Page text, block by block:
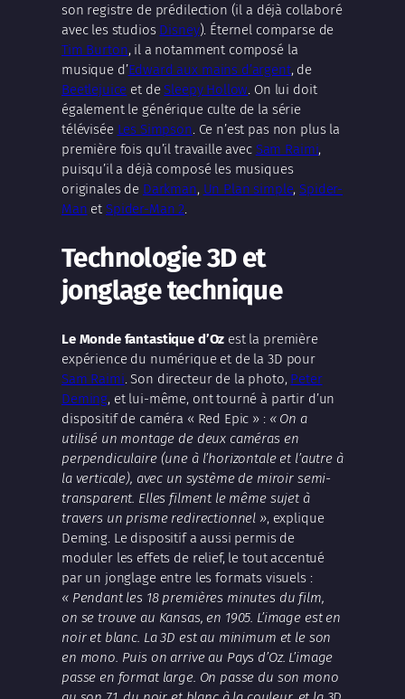
son registre de prédilection (il a déjà collaboré
avec les studios Disney). Éternel comparse de
Tim Burton, il a notamment composé la
musique d’Edward aux mains d’argent, de
Beetlejuice et deSleepy Hollow. On lui doit
également le générique culte de la série
télévisée Les Simpson. Ce n’est pas non plus la
première fois qu’il travaille avec Sam Raimi,
puisqu’il a déjà composé les musiques
originales de Darkman, Un Plan simple,Spider-
Man et Spider-Man 2.
Technologie 3D et
jonglage technique
Le Monde fantastique d’Oz est la première
expérience du numérique et de la 3D pour
Sam Raimi . Son directeur de la photo, Peter
Deming, et lui-même, ont tourné à partir d’un
dispositif de caméra « Red Epic » : « On a
utilisé un montage de deux caméras en
perpendiculaire (une à l’horizontale et l’autre à
la verticale), avec un système de miroir semi-
transparent. Elles filment le même sujet à
travers un prisme redirectionnel », explique
Deming. Le dispositif a aussi permis de
moduler les effets de relief, le tout accentué
par un jonglage entre les formats visuels :
« Pendant les 18 premières minutes du film,
on se trouve au Kansas, en 1905. L’image est en
noir et blanc. La 3D est au minimum et le son
en mono. Puis on arrive au Pays d’Oz. L’image
passe en format large. On passe du son mono